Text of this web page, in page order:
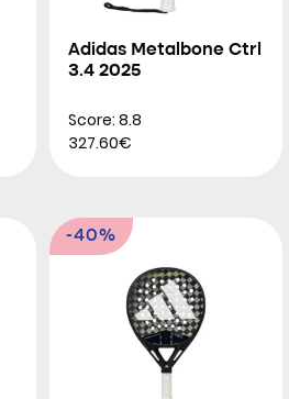
Adidas Metalbone Ctrl
3.4 2025
Score: 8.8
327.60€
-40%